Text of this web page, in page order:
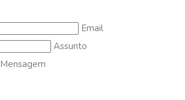
Email
Assunto
Mensagem